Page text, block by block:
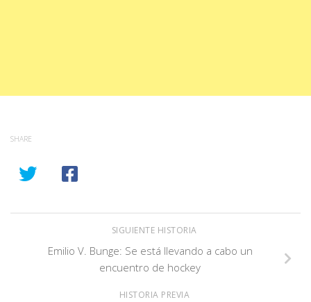
SHARE
SIGUIENTE HISTORIA
Emilio V. Bunge: Se está llevando a cabo un
encuentro de hockey
HISTORIA PREVIA